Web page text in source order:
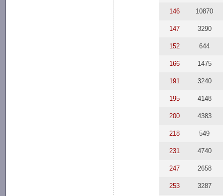
146 10870
147 3290
152 644
166 1475
191 3240
195 4148
200 4383
218 549
231 4740
247 2658
253 3287